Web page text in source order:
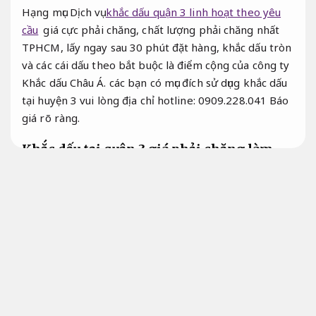
Hạng mục Dịch vụkhắc dấu quận 3 linh hoạt theo yêu
cầu giá cực phải chăng, chất lượng phải chăng nhất
TPHCM, lấy ngay sau 30 phút đặt hàng, khắc dấu tròn
và các cái dấu theo bắt buộc là điểm cộng của công ty
Khắc dấu Châu Á. các bạn có mục đích sử dụng khắc dấu
tại huyện 3 vui lòng địa chỉ hotline: 0909.228.041 Báo
giá rõ ràng.
Khắc dấu tại quận 3 giá phải chăng làm